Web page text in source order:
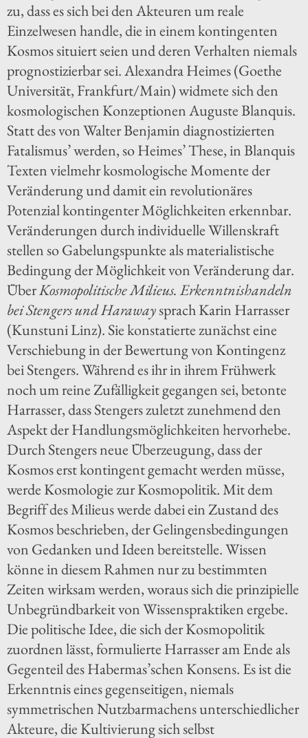
zu, dass es sich bei den Akteuren um reale
Einzelwesen handle, die in einem kontingenten
Kosmos situiert seien und deren Verhalten niemals
prognostizierbar sei. Alexandra Heimes (Goethe
Universität, Frankfurt/Main) widmete sich den
kosmologischen Konzeptionen Auguste Blanquis.
Statt des von Walter Benjamin diagnostizierten
Fatalismus’ werden, so Heimes’ These, in Blanquis
Texten vielmehr kosmologische Momente der
Veränderung und damit ein revolutionäres
Potenzial kontingenter Möglichkeiten erkennbar.
Veränderungen durch individuelle Willenskraft
stellen so Gabelungspunkte als materialistische
Bedingung der Möglichkeit von Veränderung dar.
ÜberKosmopolitische Milieus. Erkenntnishandeln
bei Stengers und Harawaysprach Karin Harrasser
(Kunstuni Linz). Sie konstatierte zunächst eine
Verschiebung in der Bewertung von Kontingenz
bei Stengers. Während es ihr in ihrem Frühwerk
noch um reine Zufälligkeit gegangen sei, betonte
Harrasser, dass Stengers zuletzt zunehmend den
Aspekt der Handlungsmöglichkeiten hervorhebe.
Durch Stengers neue Überzeugung, dass der
Kosmos erst kontingent gemacht werden müsse,
werde Kosmologie zur Kosmopolitik. Mit dem
Begriff des Milieus werde dabei ein Zustand des
Kosmos beschrieben, der Gelingensbedingungen
von Gedanken und Ideen bereitstelle. Wissen
könne in diesem Rahmen nur zu bestimmten
Zeiten wirksam werden, woraus sich die prinzipielle
Unbegründbarkeit von Wissenspraktiken ergebe.
Die politische Idee, die sich der Kosmopolitik
zuordnen lässt, formulierte Harrasser am Ende als
Gegenteil des Habermas’schen Konsens. Es ist die
Erkenntnis eines gegenseitigen, niemals
symmetrischen Nutzbarmachens unterschiedlicher
Akteure, die Kultivierung sich selbst